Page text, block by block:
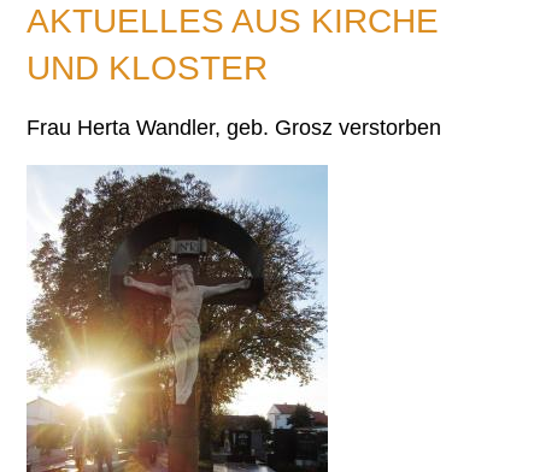
AKTUELLES AUS KIRCHE
UND KLOSTER
Frau Herta Wandler, geb. Grosz verstorben